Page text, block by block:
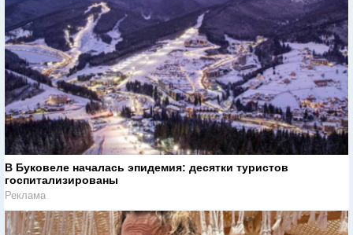
В Буковеле началась эпидемия: десятки туристов
госпитализированы
Реклама